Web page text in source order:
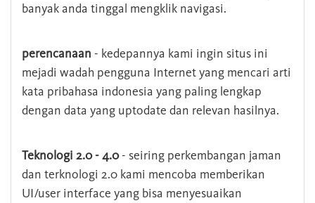
banyak anda tinggal mengklik navigasi.
perencanaan - kedepannya kami ingin situs ini
mejadi wadah pengguna Internet yang mencari arti
kata pribahasa indonesia yang paling lengkap
dengan data yang uptodate dan relevan hasilnya.
Teknologi 2.0 - 4.0- seiring perkembangan jaman
dan terknologi 2.0 kami mencoba memberikan
UI/user interface yang bisa menyesuaikan